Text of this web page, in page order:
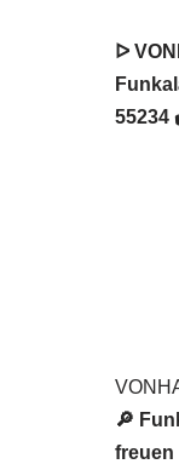
ᐅ
55234
🔎
freuen